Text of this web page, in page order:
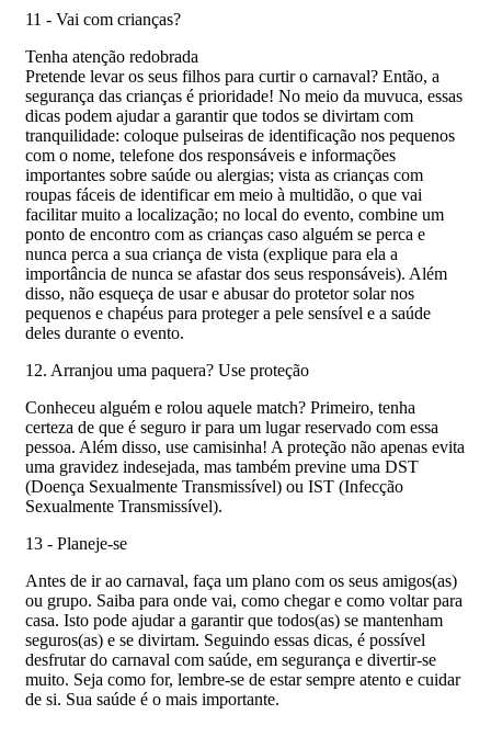
11 - Vai com crianças?
Tenha atenção redobrada
Pretende levar os seus filhos para curtir o carnaval? Então, a
segurança das crianças é prioridade! No meio da muvuca, essas
dicas podem ajudar a garantir que todos se divirtam com
tranquilidade: coloque pulseiras de identificação nos pequenos
com o nome, telefone dos responsáveis e informações
importantes sobre saúde ou alergias; vista as crianças com
roupas fáceis de identificar em meio à multidão, o que vai
facilitar muito a localização; no local do evento, combine um
ponto de encontro com as crianças caso alguém se perca e
nunca perca a sua criança de vista (explique para ela a
importância de nunca se afastar dos seus responsáveis). Além
disso, não esqueça de usar e abusar do protetor solar nos
pequenos e chapéus para proteger a pele sensível e a saúde
deles durante o evento.
12. Arranjou uma paquera? Use proteção
Conheceu alguém e rolou aquele match? Primeiro, tenha
certeza de que é seguro ir para um lugar reservado com essa
pessoa. Além disso, use camisinha! A proteção não apenas evita
uma gravidez indesejada, mas também previne uma DST
(Doença Sexualmente Transmissível) ou IST (Infecção
Sexualmente Transmissível).
13 - Planeje-se
Antes de ir ao carnaval, faça um plano com os seus amigos(as)
ou grupo. Saiba para onde vai, como chegar e como voltar para
casa. Isto pode ajudar a garantir que todos(as) se mantenham
seguros(as) e se divirtam. Seguindo essas dicas, é possível
desfrutar do carnaval com saúde, em segurança e divertir-se
muito. Seja como for, lembre-se de estar sempre atento e cuidar
de si. Sua saúde é o mais importante.